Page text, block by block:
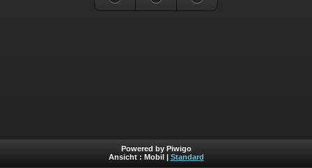
Powered by Piwigo
Ansicht : Mobil Standard